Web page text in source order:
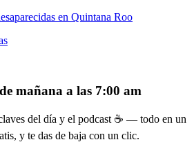
en Quintana Roo
mañana a las 7:00 am
del día y el podcast ☕ — todo en un
y te das de baja con un clic.